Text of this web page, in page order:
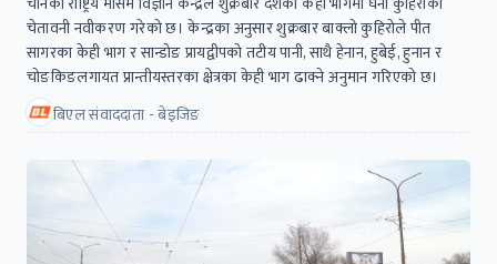
चेतावनी नवीकरण गरेको छ। केन्द्रका अनुसार शुक्रबार बाक्लो कुहिरोले पीत
सागरका केही भाग र सान्डोङ प्रायद्वीपको तटीय पानी, साथै हेनान, हुबेई, हुनान र
चोङकिङलगायत प्रान्तीयस्तरका क्षेत्रका केही भाग ढाक्ने अनुमान गरिएको छ।
बिएल संवाददाता - बेइजिङ